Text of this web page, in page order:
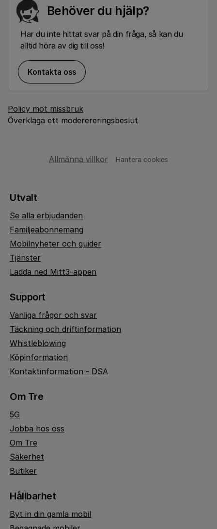
Behöver du hjälp?
Har du inte hittat svar på din fråga, så kan du
alltid höra av dig till oss!
Kontakta oss
Policy mot missbruk
Överklaga ett moderereringsbeslut
Allmänna villkor Hantera cookies
Utvalt
Se alla erbjudanden
Familjeabonnemang
Mobilnyheter och guider
Tjänster
Ladda ned Mitt3-appen
Support
Vanliga frågor och svar
Täckning och driftinformation
Whistleblowing
Köpinformation
Kontaktinformation - DSA
Om Tre
5G
Jobba hos oss
Om Tre
Säkerhet
Butiker
Hållbarhet
Byt in din gamla mobil